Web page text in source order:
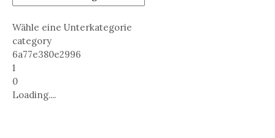
Wähle eine Unterkategorie
category
6a77e380e2996
1
0
Loading....